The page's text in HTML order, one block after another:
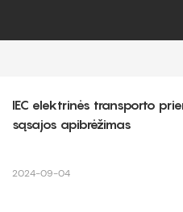
IEC elektrinės transporto
sąsajos apibrėžimas
2024-09-04